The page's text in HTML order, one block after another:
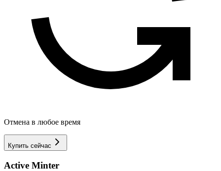
Отмена в любое время
Купить сейчас
Active Minter